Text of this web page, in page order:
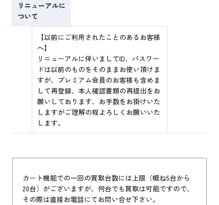
リニューアルに
ついて
【以前にご利用されたことのあるお客様
へ】
リニューアルに伴いましてID、パスワー
ドは以前のものをそのままお使い頂けま
すが、プレミアム会員のお客様も含めま
して再登録、本人確認書類の再提出をお
願いしております、お手数をお掛けいた
しますがご理解の程よろしくお願いいた
します。
カート機能での一回の買取台数には上限（概ね5台から
20台）がございますが、何台でも買取は可能ですので、
その際は直接お電話にてお問い合せ下さい。